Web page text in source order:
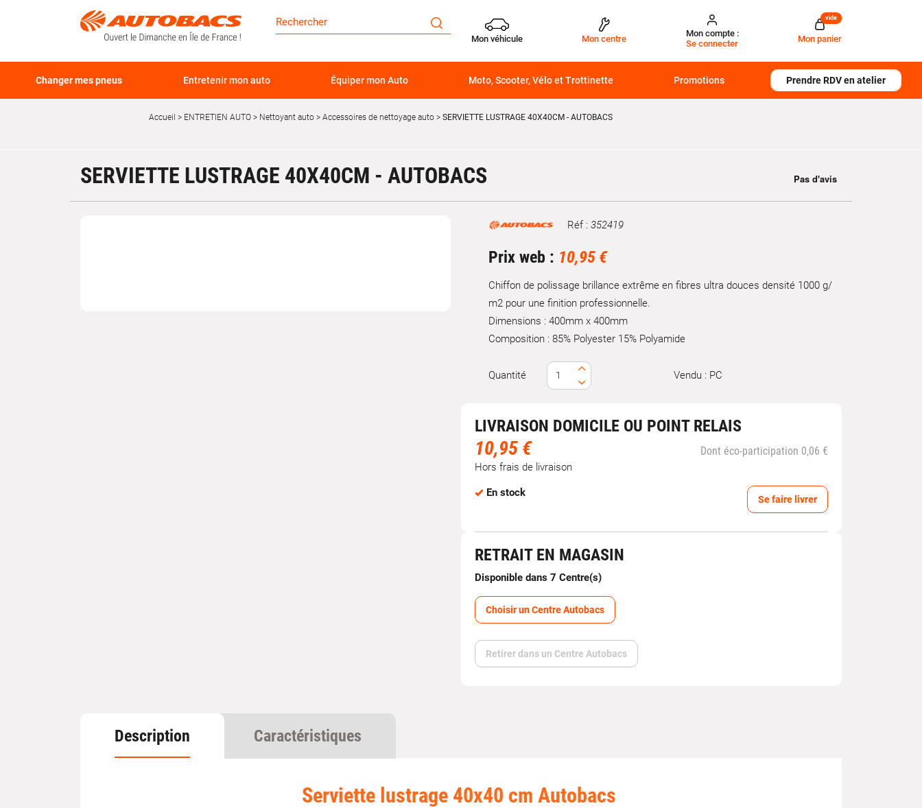
Mon véhicule Mon centre
Mon compte :
Se connecter
Mon panier
vide
Changer mes pneus Entretenir mon auto Équiper mon Auto Moto, Scooter, Vélo et Trottinette Promotions Prendre RDV en atelier
Accueil ENTRETIEN AUTO Nettoyant auto Accessoires de nettoyage auto SERVIETTE LUSTRAGE 40X40CM - AUTOBACS
SERVIETTE LUSTRAGE 40X40CM - AUTOBACS
Marque Réf : 352419
Prix web : 10,95 €
Chiffon de polissage brillance extrême en fibres ultra douces densité 1000 g/
m2 pour une finition professionnelle.
Dimensions : 400mm x 400mm
Composition : 85% Polyester 15% Polyamide
Quantité Vendu : PC
LIVRAISON DOMICILE OU POINT RELAIS
10,95 € Dont éco-participation 0,06 €
Hors frais de livraison
En stock
Se faire livrer
RETRAIT EN MAGASIN
Disponible dans 7 Centre(s)
Choisir un Centre Autobacs
Retirer dans un Centre Autobacs
Description Caractéristiques
Serviette lustrage 40x40 cm Autobacs